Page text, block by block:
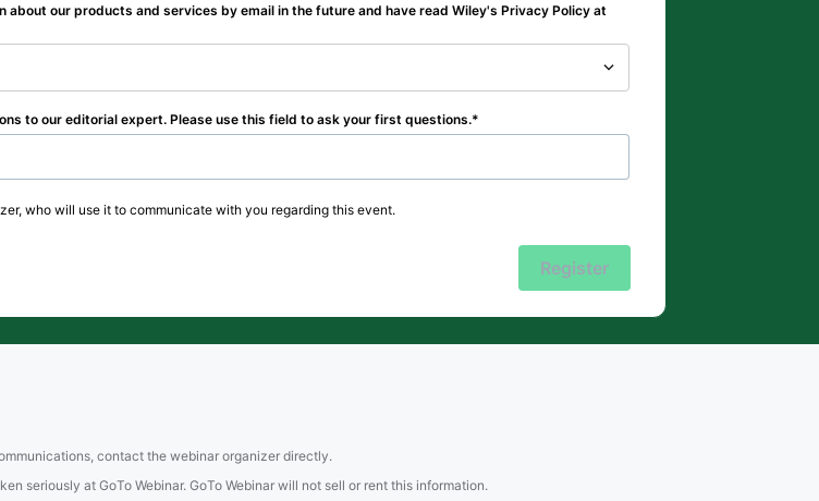
our products and services by email in the future and have read Wiley's Privacy Policy at
to our editorial expert. Please use this field to ask your first questions.
who will use it to communicate with you regarding this event.
Register
contact the webinar organizer directly.
seriously at GoTo Webinar. GoTo Webinar will not sell or rent this information.